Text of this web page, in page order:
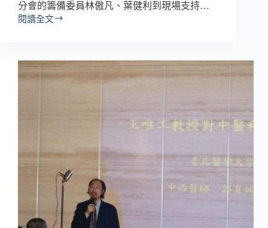
分會的籌備委員林傲凡、葉健利到現場支持…
閱讀全文